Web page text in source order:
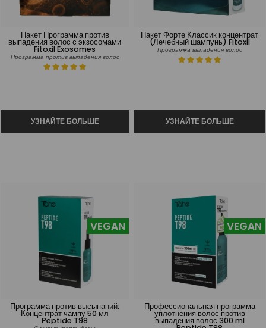
Пакет Программа против
выпадения волос с экзосомами
Fitoxil Exosomes
Программа против выпадения волос
Пакет Форте Классик концентрат
(Лечебный шампунь) Fitoxil
Программа выпадения волос
Программа против высыпаний:
Концентрат чампу 50 мл
Peptide T98
VEGAN
Профессиональная программа
уплотнения волос против
выпадения волос 300 ml
VEGAN